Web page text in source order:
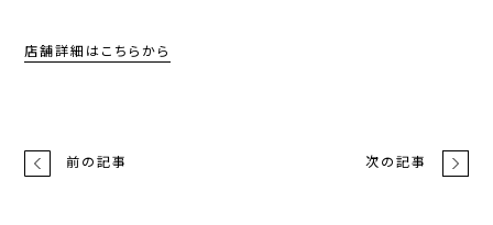
店舗詳細はこちらから
前の記事 次の記事